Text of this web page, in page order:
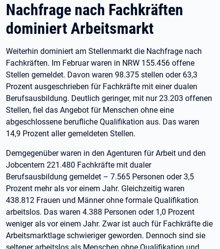
Nachfrage nach Fachkräften
dominiert Arbeitsmarkt
Weiterhin dominiert am Stellenmarkt die Nachfrage nach
Fachkräften. Im Februar waren in NRW 155.456 offene
Stellen gemeldet. Davon waren 98.375 stellen oder 63,3
Prozent ausgeschrieben für Fachkräfte mit einer dualen
Berufsausbildung. Deutlich geringer, mit nur 23.203 offenen
Stellen, fiel das Angebot für Menschen ohne eine
abgeschlossene berufliche Qualifikation aus. Das waren
14,9 Prozent aller gemeldeten Stellen.
Demgegenüber waren in den Agenturen für Arbeit und den
Jobcentern 221.480 Fachkräfte mit dualer
Berufsausbildung gemeldet – 7.565 Personen oder 3,5
Prozent mehr als vor einem Jahr. Gleichzeitig waren
438.812 Frauen und Männer ohne formale Qualifikation
arbeitslos. Das waren 4.388 Personen oder 1,0 Prozent
weniger als vor einem Jahr. Zwar ist auch für Fachkräfte die
Arbeitsmarktlage schwieriger geworden. Dennoch sind sie